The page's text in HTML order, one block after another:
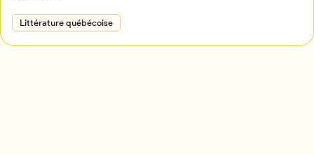
Littérature québécoise